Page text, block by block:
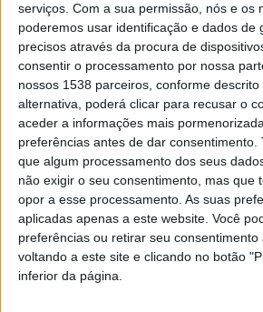
serviços. Com a sua permissão, nós e os
poderemos usar identificação e dados de
precisos através da procura de
consentir o processamento por nossa
nossos 1538 parceiros, conforme descrito
alternativa, poderá clicar para recusar o
aceder a informações mais
preferências antes de dar consentimento.
que algum processamento dos seus
não exigir o seu consentimento, mas que
opor a esse processamento. As suas
aplicadas apenas a este website. Você
preferências ou retirar seu
voltando a este site e clicando no botão
inferior da página.
Segundo Francisco Gomes ” este
nossos leais clientes e a toda a
trabalho. Muito obrigado por
Esta empresa está sediada na
7, no Parque Industrial de Frossos.